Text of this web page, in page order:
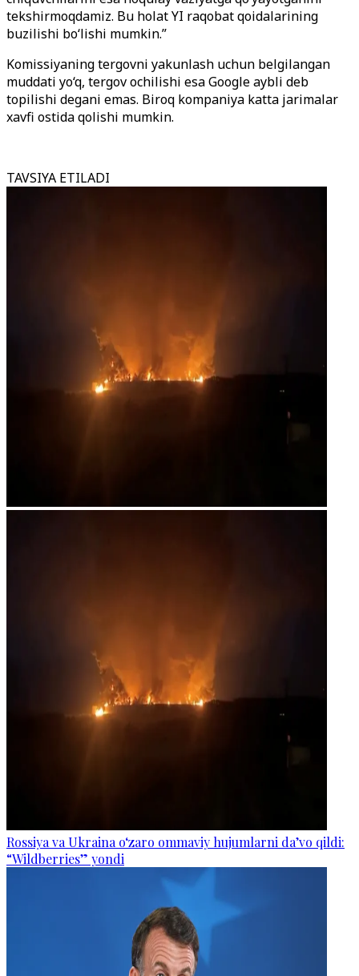
tekshirmoqdamiz. Bu holat YI raqobat qoidalarining
buzilishi bo‘lishi mumkin.”
Komissiyaning tergovni yakunlash uchun belgilangan
muddati yo‘q, tergov ochilishi esa Google aybli deb
topilishi degani emas. Biroq kompaniya katta jarimalar
xavfi ostida qolishi mumkin.
TAVSIYA ETILADI
Rossiya va Ukraina o‘zaro ommaviy hujumlarni da’vo qildi:
“Wildberries” yondi